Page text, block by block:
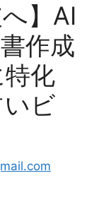
】AI
作成
化
ビ